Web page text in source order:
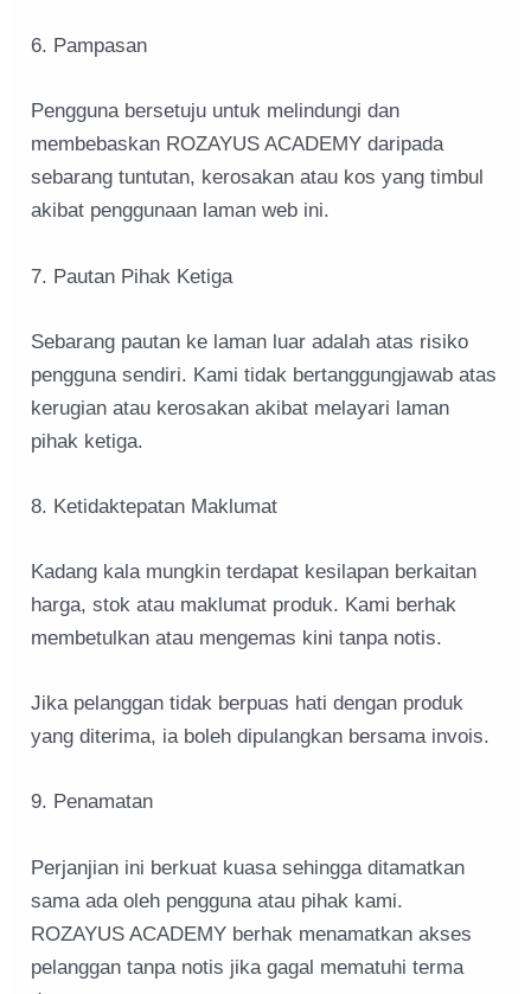
6. Pampasan
Pengguna bersetuju untuk melindungi dan
membebaskan ROZAYUS ACADEMY daripada
sebarang tuntutan, kerosakan atau kos yang timbul
akibat penggunaan laman web ini.
7. Pautan Pihak Ketiga
Sebarang pautan ke laman luar adalah atas risiko
pengguna sendiri. Kami tidak bertanggungjawab atas
kerugian atau kerosakan akibat melayari laman
pihak ketiga.
8. Ketidaktepatan Maklumat
Kadang kala mungkin terdapat kesilapan berkaitan
harga, stok atau maklumat produk. Kami berhak
membetulkan atau mengemas kini tanpa notis.
Jika pelanggan tidak berpuas hati dengan produk
yang diterima, ia boleh dipulangkan bersama invois.
9. Penamatan
Perjanjian ini berkuat kuasa sehingga ditamatkan
sama ada oleh pengguna atau pihak kami.
ROZAYUS ACADEMY berhak menamatkan akses
pelanggan tanpa notis jika gagal mematuhi terma